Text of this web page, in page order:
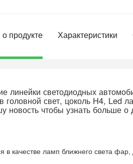
продукте Характеристики
линейки светодиодных
головной свет, цоколь H4, Led
новость чтобы узнать больше
качестве ламп ближнего света фар,